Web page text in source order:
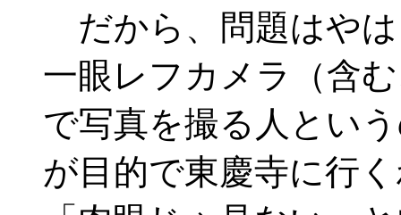
だから、問題はや
一眼レフカメラ（含
で写真を撮る人とい
が目的で東慶寺に行